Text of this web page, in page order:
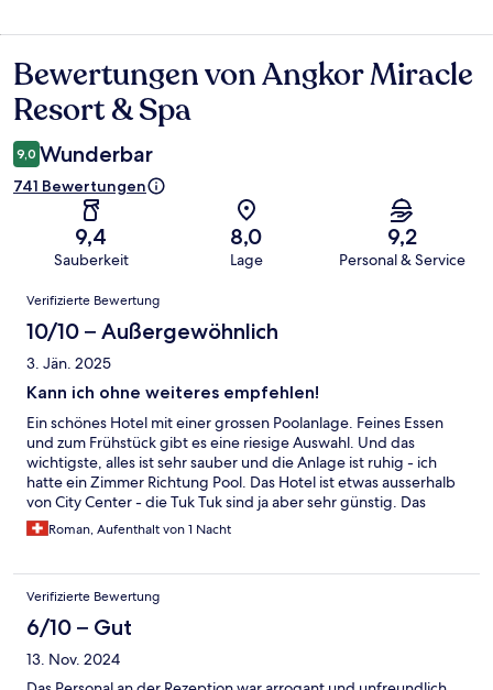
Bewertungen
Bewertungen von Angkor Miracle
Resort & Spa
9,0 Wunderbar
741 Bewertungen
9,4
Sauberkeit
8,0
Lage
9,2
Personal & Service
Bewertungen
Verifizierte Bewertung
10/10 – Außergewöhnlich
3. Jän. 2025
Kann ich ohne weiteres empfehlen!
Ein schönes Hotel mit einer grossen Poolanlage. Feines Essen
und zum Frühstück gibt es eine riesige Auswahl. Und das
wichtigste, alles ist sehr sauber und die Anlage ist ruhig - ich
hatte ein Zimmer Richtung Pool. Das Hotel ist etwas ausserhalb
von City Center - die Tuk Tuk sind ja aber sehr günstig. Das
einzige negative wo ich festgestellt habe ist, wenn ein anderes
Zimmer (wahrscheinlich war es das oberhalb von meinem) zum
Roman, Aufenthalt von 1 Nacht
Verifizierte Bewertung
6/10 – Gut
13. Nov. 2024